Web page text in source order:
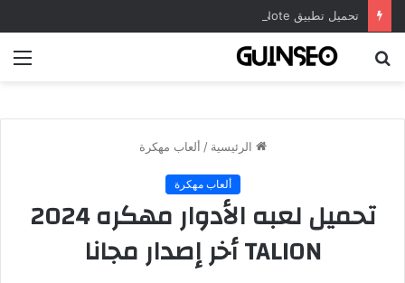
الرئيسية / ألعاب مهكرة
ألعاب مهكرة
تحميل لعبه الأدوار مهكره 2024
TALION أخر إصدار مجانا